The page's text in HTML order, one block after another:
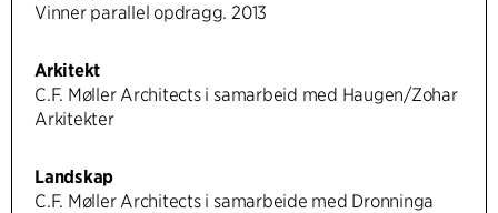
Vinner parallel opdragg. 2013
Arkitekt
C.F. Møller Architects i samarbeid med Haugen/Zohar
Arkitekter
Landskap
C.F. Møller Architects i samarbeide med Dronninga